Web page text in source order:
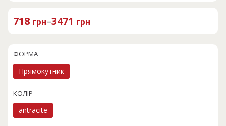
718 грн–3471 грн
КОЛІР
antracite
ФОРМА
Прямокутник